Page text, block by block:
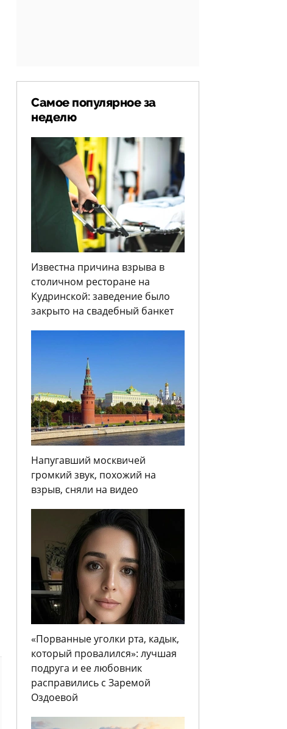
Самое популярное за
неделю
Известна причина взрыва в
столичном ресторане на
Кудринской: заведение было
закрыто на свадебный банкет
Напугавший москвичей
громкий звук, похожий на
взрыв, сняли на видео
«Порванные уголки рта, кадык,
который провалился»: лучшая
подруга и ее любовник
расправились с Заремой
Оздоевой